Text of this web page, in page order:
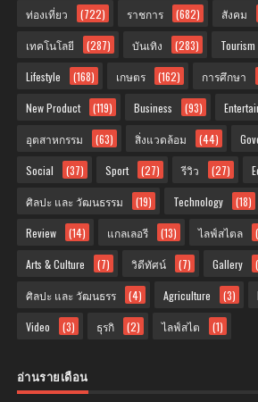
ท่องเที่ยว (722) ราชการ (682) สังคม
เทคโนโลยี (287) บันเทิง (283) Tourism
Lifestyle (168) เกษตร (162) การศึกษา
New Product (119) Business (93)
อุตสาหกรรม (63) สิ่งแวดล้อม (44)
Social (37) Sport (27) รีวิว (27)
ศิลปะ และ วัฒนธรรม (19) Technology (18)
Review (14) แกลเลอรี (13) ไลฟ์สไตล
Arts & Culture (7) วิดีทัศน์ (7) Gallery
ศิลปะ และ วัฒนธรร (4) Agriculture (3)
Video (3) ธุรกิ (2) ไลฟ์สไต (1)
อ่านรายเดือน